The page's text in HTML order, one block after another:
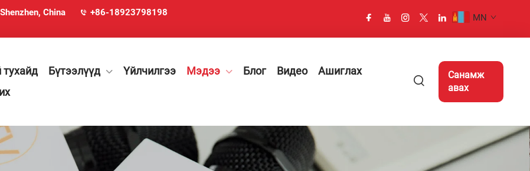
China
+86-18923798198
MN
тухайд Бүтээлүүд Үйлчилгээ Мэдээ Блог Видео
Ашиглах
Санамж
авах